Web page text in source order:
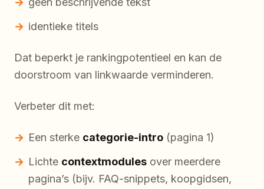
identieke titels
Dat beperkt je rankingpotentieel en kan de
doorstroom van linkwaarde verminderen.
Verbeter dit met:
Een sterke categorie-intro (pagina 1)
Lichte contextmodules over meerdere
pagina’s (bijv. FAQ-snippets, koopgidsen,